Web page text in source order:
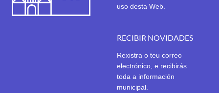
uso desta Web.
RECIBIR NOVIDADES
Rexistra o teu correo
electrónico, e recibirás
toda a información
municipal.